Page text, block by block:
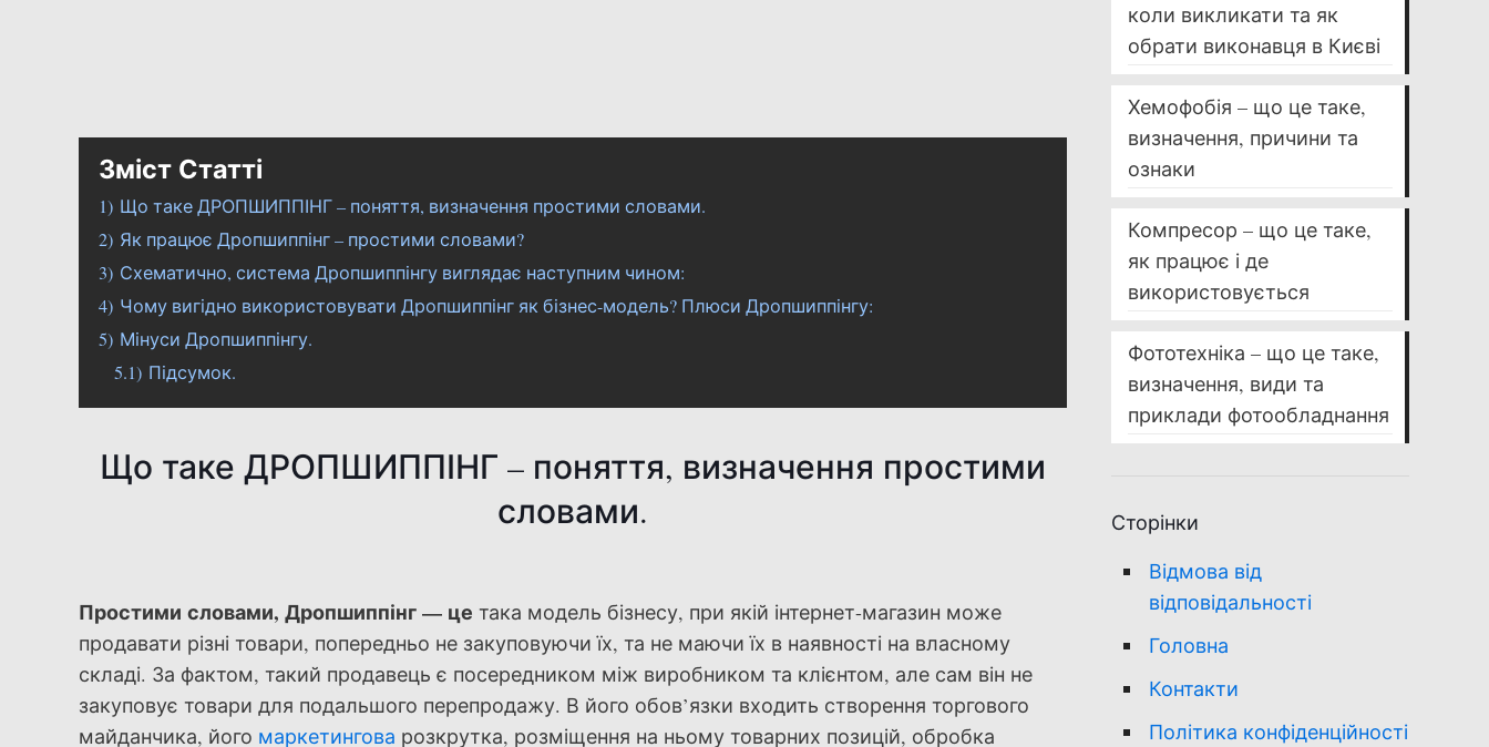
Зміст Статті
1) Що таке ДРОПШИППІНГ – поняття, визначення простими словами.
2) Як працює Дропшиппінг – простими словами?
3) Схематично, система Дропшиппінгу виглядає наступним чином:
4) Чому вигідно використовувати Дропшиппінг як бізнес-модель? Плюси Дропшиппінгу:
5) Мінуси Дропшиппінгу.
5.1) Підсумок.
Що таке ДРОПШИППІНГ – поняття, визначення простими
словами.
Простими словами, Дропшиппінг — це така модель бізнесу, при якій інтернет-магазин може
продавати різні товари, попередньо не закуповуючи їх, та не маючи їх в наявності на власному
складі. За фактом, такий продавець є посередником між виробником та клієнтом, але сам він не
закуповує товари для подальшого перепродажу. В його обов’язки входить створення торгового
майданчика, його маркетингова розкрутка, розміщення на ньому товарних позицій, обробка
коли викликати та як
обрати виконавця в Києві
Хемофобія – що це таке,
визначення, причини та
ознаки
Компресор – що це таке,
як працює і де
використовується
Фототехніка – що це таке,
визначення, види та
приклади фотообладнання
Сторінки
Відмова від
відповідальності
Головна
Контакти
Політика конфіденційності